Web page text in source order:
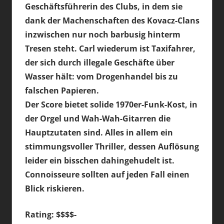
Geschäftsführerin des Clubs, in dem sie
dank der Machenschaften des Kovacz-Clans
inzwischen nur noch barbusig hinterm
Tresen steht. Carl wiederum ist Taxifahrer,
der sich durch illegale Geschäfte über
Wasser hält: vom Drogenhandel bis zu
falschen Papieren.
Der Score bietet solide 1970er-Funk-Kost, in
der Orgel und Wah-Wah-Gitarren die
Hauptzutaten sind. Alles in allem ein
stimmungsvoller Thriller, dessen Auflösung
leider ein bisschen dahingehudelt ist.
Connoisseure sollten auf jeden Fall einen
Blick riskieren.
Rating: $$$$-